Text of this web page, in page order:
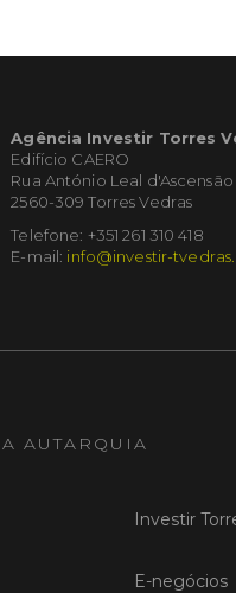
Agência Investir Torres
Edifício CAERO
Rua António Leal d'Ascensão
2560-309 Torres Vedras
Telefone: +351 261 310 418
E-mail: info@investir-
AUTARQUIA
Investir
E-negócios